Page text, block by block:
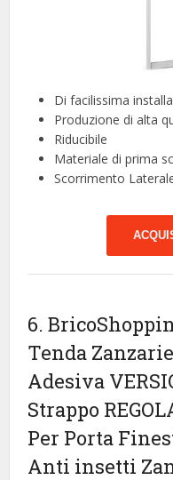
Di facilissima
Produzione di alta
Riducibile
Materiale di prima
Scorrimento
6.
Tenda
Adesiva
Strappo
Per Porta
Anti insetti